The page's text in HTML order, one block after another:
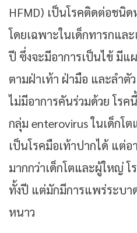
HFMD) เป็นโรคติดต่อชนิ
โดยเฉพาะในเด็กทารกแล
ปี ซึ่งจะมีอาการเป็นไข้ มี
ตามฝ่าเท้า ฝ่ามือ และลำตั
ไม่มีอาการคันร่วมด้วย โรค
กลุ่ม enterovirus ในเด็กโ
เป็นโรคมือเท้าปากได้ แต่อ
มากกว่าเด็กโตและผู้ใหญ่
ทั้งปี แต่มักมีการแพร่ระบา
หนาว